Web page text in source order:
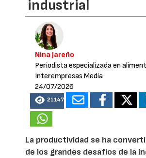
industrial
Nina Jareño
Periodista especializada en
Interempresas Media
24/07/2026
21147
La productividad se ha
de los grandes desafíos de la